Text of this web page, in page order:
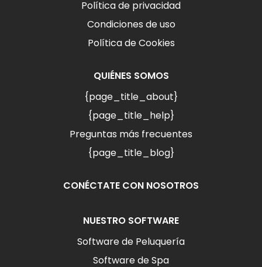
Política de privacidad
Condiciones de uso
Política de Cookies
QUIÉNES SOMOS
{page_title_about}
{page_title_help}
Preguntas más frecuentes
{page_title_blog}
CONÉCTATE CON NOSOTROS
NUESTRO SOFTWARE
Software de Peluquería
Software de Spa